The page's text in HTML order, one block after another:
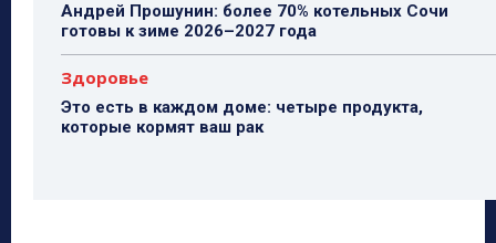
Андрей Прошунин: более 70% котельных Сочи
готовы к зиме 2026–2027 года
Здоровье
Это есть в каждом доме: четыре продукта,
которые кормят ваш рак